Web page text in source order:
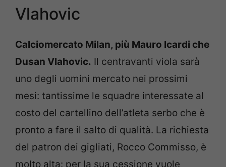
Vlahovic
Calciomercato Milan, più Mauro Icardi che
Dusan Vlahovic. Il centravanti viola sarà
uno degli uomini mercato nei prossimi
mesi: tantissime le squadre interessate al
costo del cartellino dell’atleta serbo che è
pronto a fare il salto di qualità. La richiesta
del patron dei gigliati, Rocco Commisso, è
molto alta: per la sua cessione vuole